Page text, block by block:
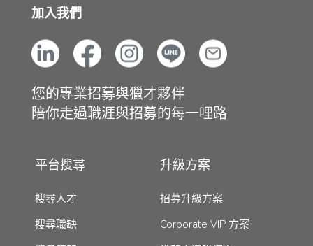
加入我們
您的專業招募與獵才夥伴
陪你走過職涯與招募的每一哩路
平台搜尋
搜尋人才
搜尋職缺
升級方案
招募升級方案
Corporate VIP 方案